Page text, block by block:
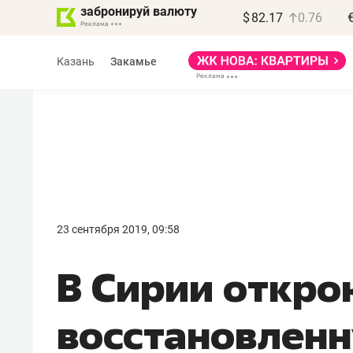
забронируй валюту $ 82.17 0.76
Казань Закамье
23 сентября 2019, 09:58
​В Сирииправил, бизнес может
потерять минимум